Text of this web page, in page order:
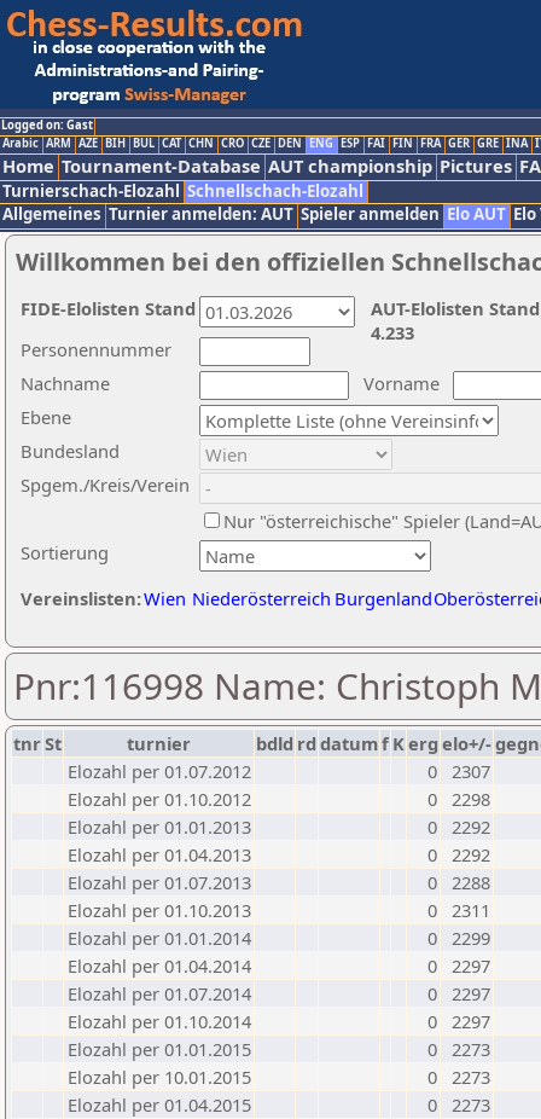
Logged on: Gast
Arabic ARM AZE BIH BUL CAT CHN CRO CZE DEN ENG ESP FAI FIN FRA GER GRE INA
Home Tournament-Database AUT championship Pictures
Turnierschach-Elozahl Schnellschach-Elozahl
Allgemeines Turnier anmelden: AUT Spieler anmelden Elo AUT
Willkommen bei den offiziellen
Nachname
Vorname
Ebene
Sortierung
Personennummer
Bundesland
Spgem./Kreis/Verein
Nur "österreichische" Spieler
Vereinslisten:Wien Niederösterreich Burgenland
AUT-Elolisten
4.233
FIDE-Elolisten Stand
Pnr:116998 Name: Christoph
tnrSt turnier bdld rd datumf Kerg elo+/-
Elozahl per 01.07.2012
0 2307
Elozahl per 01.10.2012
0 2298
Elozahl per 01.01.2013
0 2292
Elozahl per 01.04.2013
0 2292
Elozahl per 01.07.2013
0 2288
Elozahl per 01.10.2013
0 2311
Elozahl per 01.01.2014
0 2299
Elozahl per 01.04.2014
0 2297
Elozahl per 01.07.2014
0 2297
Elozahl per 01.10.2014
0 2297
Elozahl per 01.01.2015
0 2273
Elozahl per 10.01.2015
0 2273
Elozahl per 01.04.2015
0 2273